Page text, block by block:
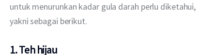
untuk menurunkan kadar gula darah perlu diketahui,
yakni sebagai berikut.
1. Teh hijau